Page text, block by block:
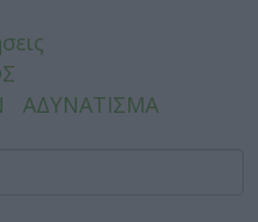
ΑΔΥΝΑΤΙΣΜΑ